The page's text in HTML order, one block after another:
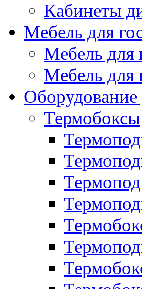
Кабинеты
Мебель для
Мебель
Мебель для
Оборудование
Термобоксы